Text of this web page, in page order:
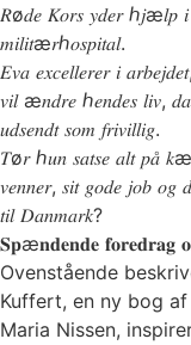
𝑅ø𝑑𝑒 𝐾𝑜𝑟𝑠 𝑦𝑑𝑒𝑟 ℎ𝑗æ𝑙𝑝 𝑖
𝑚𝑖𝑙𝑖𝑡æ𝑟ℎ𝑜𝑠𝑝𝑖𝑡𝑎𝑙.
𝐸𝑣𝑎 𝑒𝑥𝑐𝑒𝑙𝑙𝑒𝑟𝑒𝑟 𝑖
𝑣𝑖𝑙 æ𝑛𝑑𝑟𝑒 ℎ𝑒𝑛𝑑𝑒𝑠 𝑙𝑖𝑣,
𝑢𝑑𝑠𝑒𝑛𝑑𝑡 𝑠𝑜𝑚 𝑓𝑟𝑖𝑣𝑖𝑙𝑙𝑖𝑔.
𝑇ø𝑟 ℎ𝑢𝑛 𝑠𝑎𝑡𝑠𝑒 𝑎𝑙𝑡 𝑝𝑎̊
𝑣𝑒𝑛𝑛𝑒𝑟, 𝑠𝑖𝑡 𝑔𝑜𝑑𝑒 𝑗𝑜𝑏 𝑜𝑔
𝑡𝑖𝑙 𝐷𝑎𝑛𝑚𝑎𝑟𝑘?
𝐒𝐩æ𝐧𝐝𝐞𝐧𝐝𝐞 𝐟𝐨𝐫𝐞𝐝𝐫𝐚𝐠
Ovenstående
Kuffert, en ny bog
Maria Nissen,